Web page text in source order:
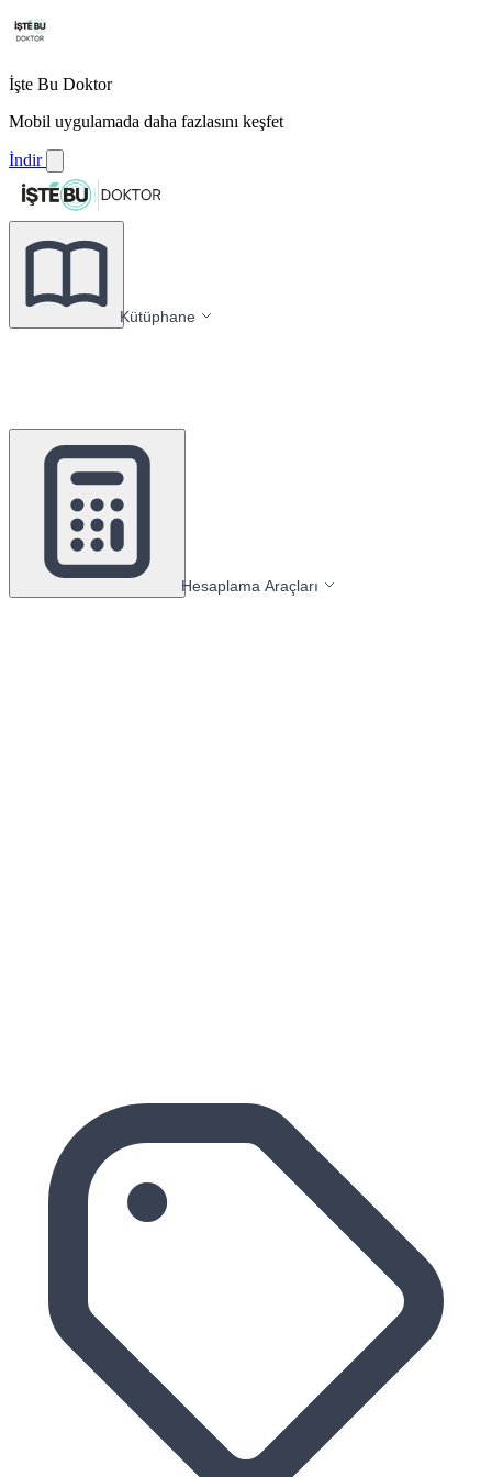
İşte Bu Doktor
Mobil uygulamada daha fazlasını keşfet
İndir
Kütüphane
Hesaplama Araçları